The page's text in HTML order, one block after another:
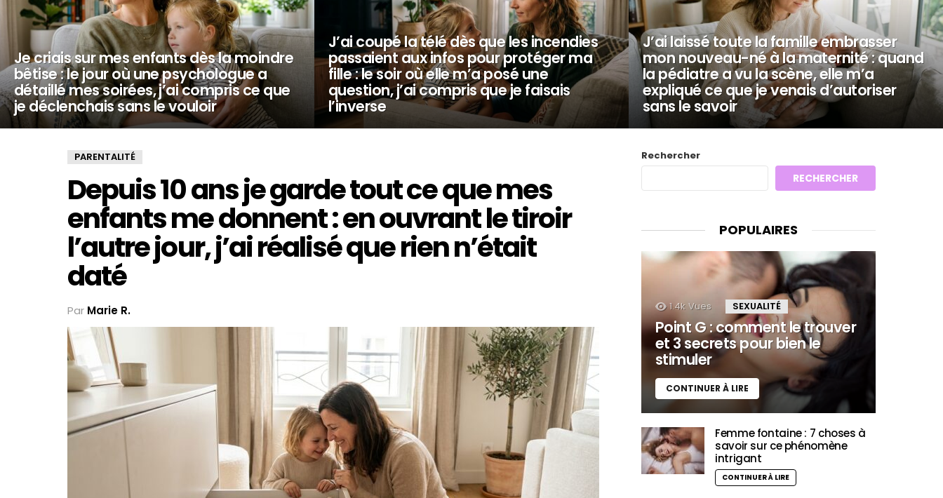
Je criais sur mes enfants dès la moindre
bêtise : le jour où une psychologue a
détaillé mes soirées, j’ai compris ce que
je déclenchais sans le vouloir
J’ai coupé la télé dès que les incendies
passaient aux infos pour protéger ma
fille : le soir où elle m’a posé une
question, j’ai compris que je faisais
l’inverse
J’ai laissé toute la famille embrasser
mon nouveau-né à la maternité : quand
la pédiatre a vu la scène, elle m’a
expliqué ce que je venais d’autoriser
sans le savoir
PARENTALITÉ
Depuis 10 ans je garde tout ce que mes
enfants me donnent : en ouvrant le tiroir
l’autre jour, j’ai réalisé que rien n’était
daté
Par Marie R.
Rechercher
RECHERCHER
POPULAIRES
1.4k Vues SEXUALITÉ
Point G : comment le trouver
et 3 secrets pour bien le
stimuler
CONTINUER À LIRE
Femme fontaine : 7 choses à
savoir sur ce phénomène
intrigant
CONTINUER À LIRE